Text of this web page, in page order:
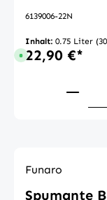
6139006-22N
Inhalt: 0.75 Liter
Sofort verfügbar,
22,90 €*
Funaro
Spumante